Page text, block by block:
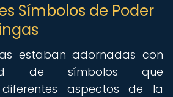
Símbolos de Poder
estaban adornadas con
de símbolos que
aspectos de la